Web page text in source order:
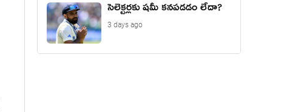
సెలెక్టర్లకు షమీ కనపడడం లేదా?
3 days ago